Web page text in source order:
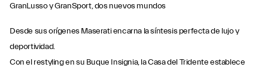
GranLusso y GranSport, dos nuevos mundos
Desde sus orígenes Maserati encarna la síntesis perfecta de lujo y
deportividad.
Con el restyling en su Buque Insignia, la Casa del Tridente establece